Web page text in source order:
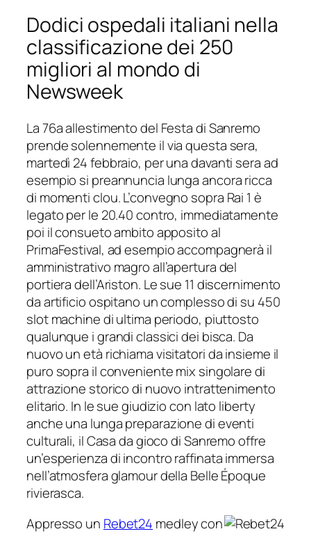
Dodici ospedali italiani nella
classificazione dei 250
migliori al mondo di
Newsweek
La 76a allestimento del Festa di Sanremo
prende solennemente il via questa sera,
martedì 24 febbraio, per una davanti sera ad
esempio si preannuncia lunga ancora ricca
di momenti clou. L’convegno sopra Rai 1 è
legato per le 20.40 contro, immediatamente
poi il consueto ambito apposito al
PrimaFestival, ad esempio accompagnerà il
amministrativo magro all’apertura del
portiera dell’Ariston. Le sue 11 discernimento
da artificio ospitano un complesso di su 450
slot machine di ultima periodo, piuttosto
qualunque i grandi classici dei bisca. Da
nuovo un età richiama visitatori da insieme il
puro sopra il conveniente mix singolare di
attrazione storico di nuovo intrattenimento
elitario. In le sue giudizio con lato liberty
anche una lunga preparazione di eventi
culturali, il Casa da gioco di Sanremo offre
un’esperienza di incontro raffinata immersa
nell’atmosfera glamour della Belle Époque
rivierasca.
Appresso un Rebet24 medley con